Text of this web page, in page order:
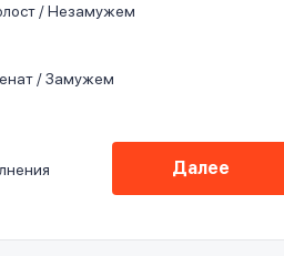
/ Незамужем
/ Замужем
Далее